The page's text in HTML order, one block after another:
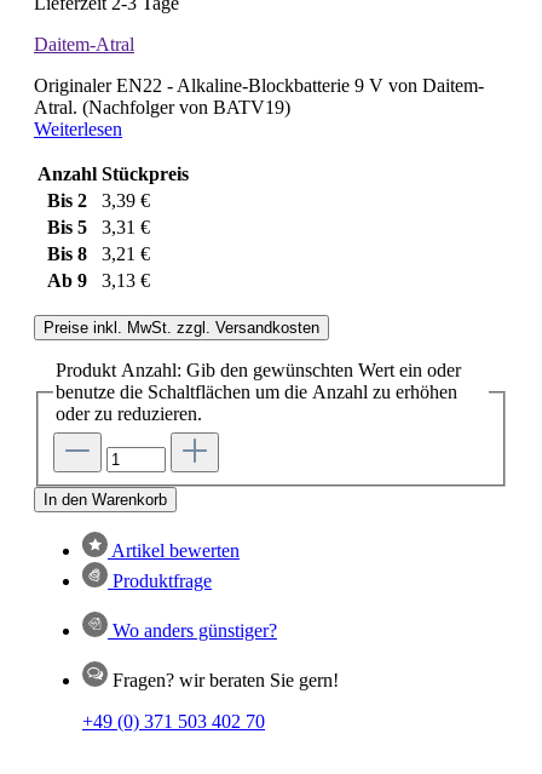
Daitem-Atral
Originaler EN22 - Alkaline-Blockbatterie 9 V von Daitem-
Atral. (Nachfolger von BATV19)
Weiterlesen
Anzahl Stückpreis
Bis 2
3,39 €
Bis 5
3,31 €
Bis 8
3,21 €
Ab 9 3,13 €
Preise inkl. MwSt. zzgl. Versandkosten
Produkt Anzahl: Gib den gewünschten Wert ein oder
benutze die Schaltflächen um die Anzahl zu erhöhen
oder zu reduzieren.
In den Warenkorb
Artikel bewerten
Produktfrage
Wo anders günstiger?
Fragen? wir beraten Sie gern!
+49 (0) 371 503 402 70